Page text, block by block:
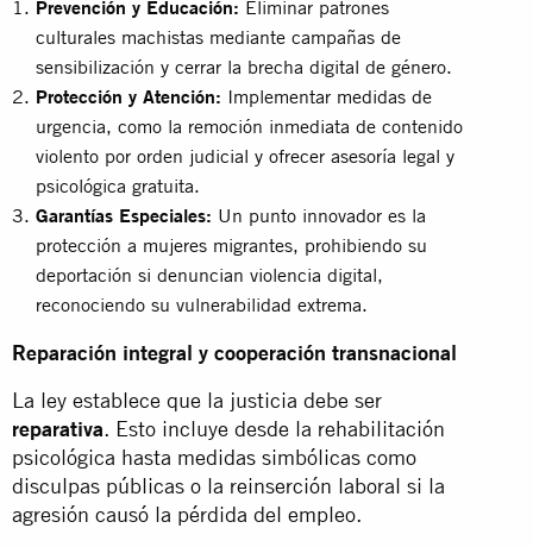
Prevención y Educación: Eliminar patrones
culturales machistas mediante campañas de
sensibilización y cerrar la brecha digital de género.
Protección y Atención: Implementar medidas de
urgencia, como la remoción inmediata de contenido
violento por orden judicial y ofrecer asesoría legal y
psicológica gratuita.
Garantías Especiales: Un punto innovador es la
protección a mujeres migrantes, prohibiendo su
deportación si denuncian violencia digital,
reconociendo su vulnerabilidad extrema.
Reparación integral y cooperación transnacional
La ley establece que la justicia debe ser
reparativa. Esto incluye desde la rehabilitación
psicológica hasta medidas simbólicas como
disculpas públicas o la reinserción laboral si la
agresión causó la pérdida del empleo.